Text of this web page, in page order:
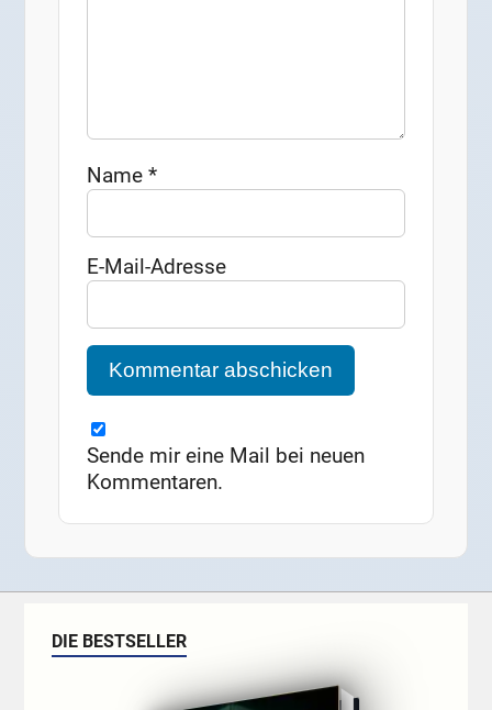
Name*
E-Mail-Adresse
Sende mir eine Mail bei neuen
Kommentaren.
DIE BESTSELLER